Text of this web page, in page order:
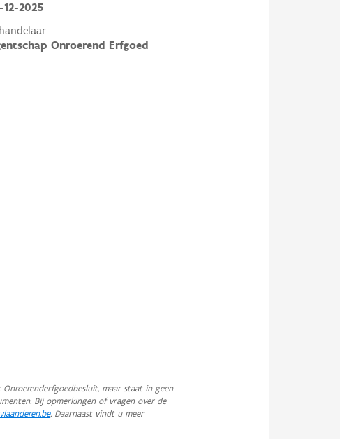
12-2025
Onroerend Erfgoed
maar staat in geen
Bij opmerkingen of vragen over de
. Daarnaast vindt u meer